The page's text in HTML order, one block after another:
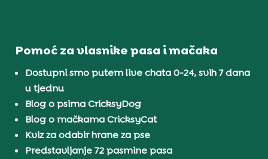
Pomoć za vlasnike pasa i mačaka
Dostupni smo putem live chata 0-24, svih 7 dana
u tjednu
Blog o psima CricksyDog
Blog o mačkama CricksyCat
Kviz za odabir hrane za pse
Predstavljanje 72 pasmine pasa